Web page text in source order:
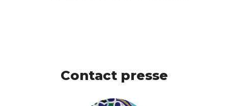
Contact presse